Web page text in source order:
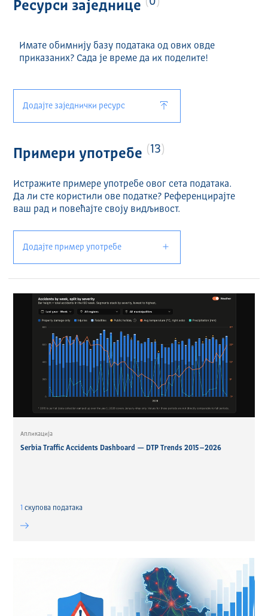
Ресурси заједнице
Имате обимнију базу података од ових овде
приказаних? Сада је време да их поделите!
Додајте заједнички ресурс
Примери употребе 13
Истражите примере употребе овог сета података.
Да ли сте користили ове податке? Референцирајте
ваш рад и повећајте своју видљивост.
Додајте пример употребе
Апликација
Serbia Traffic Accidents Dashboard — DTP Trends 2015–2026
скуповa података